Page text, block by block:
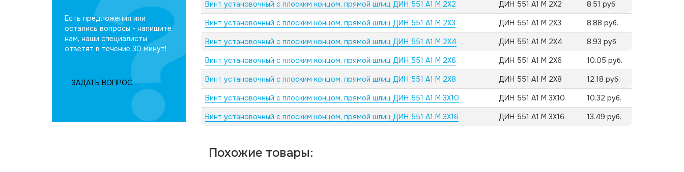
Есть предложения или
остались вопросы - напишите
нам, наши специалисты
ответят в течение 30 минут!
ЗАДАТЬ ВОПРОС
Винт установочный с плоским концом, прямой шлиц ДИН 551 А1 M 2X2 ДИН 551 А1 M 2X2 8.51 руб.
Винт установочный с плоским концом, прямой шлиц ДИН 551 А1 M 2X3 ДИН 551 А1 M 2X3 8.88 руб.
Винт установочный с плоским концом, прямой шлиц ДИН 551 А1 M 2X4 ДИН 551 А1 M 2X4 8.93 руб.
Винт установочный с плоским концом, прямой шлиц ДИН 551 А1 M 2X6 ДИН 551 А1 M 2X6 10.05 руб.
Винт установочный с плоским концом, прямой шлиц ДИН 551 А1 M 2X8 ДИН 551 А1 M 2X8 12.18 руб.
Винт установочный с плоским концом, прямой шлиц ДИН 551 А1 M 3X10 ДИН 551 А1 M 3X10 10.32 руб.
Винт установочный с плоским концом, прямой шлиц ДИН 551 А1 M 3X16 ДИН 551 А1 M 3X16 13.49 руб.
Похожие товары: